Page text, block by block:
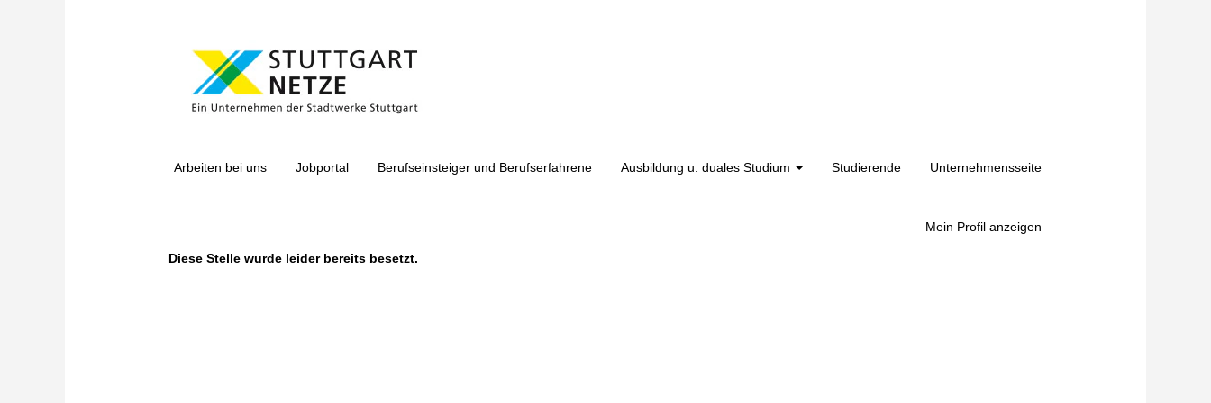
Arbeiten bei uns Jobportal Berufseinsteiger und Berufserfahrene Ausbildung u. duales Studium Studierende Unternehmensseite
Mein Profil anzeigen
Mehr Optionen anzeigen
Wählen Sie aus, wie oft (in Tagen) Sie eine Benachrichtigung erhalten möchten:
Diese Stelle wurde leider bereits besetzt.